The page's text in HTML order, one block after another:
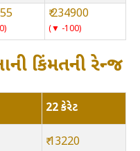
₹ 234900
▼ -100
કિંમતની રેન્જ
22 કેરેટ
₹ 13220